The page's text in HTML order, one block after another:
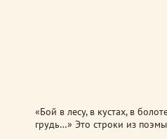
«Бой в лесу, в кустах, в
грудь…» Это строки из